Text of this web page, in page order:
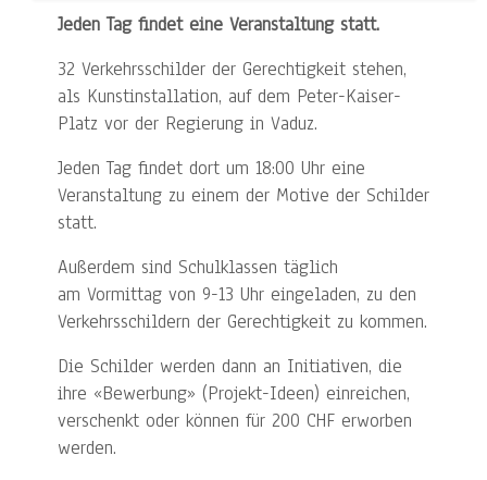
Jeden Tag findet eine Veranstaltung statt.
32 Verkehrsschilder der Gerechtigkeit stehen,
als Kunstinstallation, auf dem Peter-Kaiser-
Platz vor der Regierung in Vaduz.
Jeden Tag findet dort um 18:00 Uhr eine
Veranstaltung zu einem der Motive der Schilder
statt.
Außerdem sind Schulklassen täglich
am Vormittag von 9-13 Uhr eingeladen, zu den
Verkehrsschildern der Gerechtigkeit zu kommen.
Die Schilder werden dann an Initiativen, die
ihre «Bewerbung» (Projekt-Ideen) einreichen,
verschenkt oder können für 200 CHF erworben
werden.